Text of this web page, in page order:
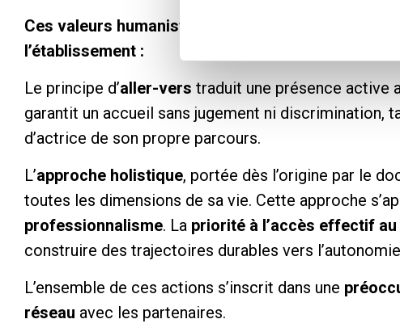
Ces valeurs humanistes, fondamentales,
l’établissement :
Le principe d’aller-vers traduit une présence active
garantit un accueil sans jugement ni discrimination,
d’actrice de son propre parcours.
L’approche holistique, portée dès l’origine par le
toutes les dimensions de sa vie. Cette approche
professionnalisme. La priorité à l’accès effectif
construire des trajectoires durables vers
L’ensemble de ces actions s’inscrit dans une
réseau avec les partenaires.